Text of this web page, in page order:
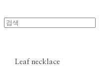
Leaf necklace